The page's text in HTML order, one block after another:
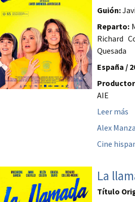
Guión:
Reparto:
Richard
Quesada
España /
AIE
Leer más
Alex
Cine
La
Título